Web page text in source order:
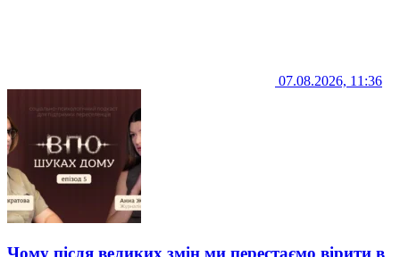
07.08.2026, 11:36
Чому після великих змін ми перестаємо вірити в